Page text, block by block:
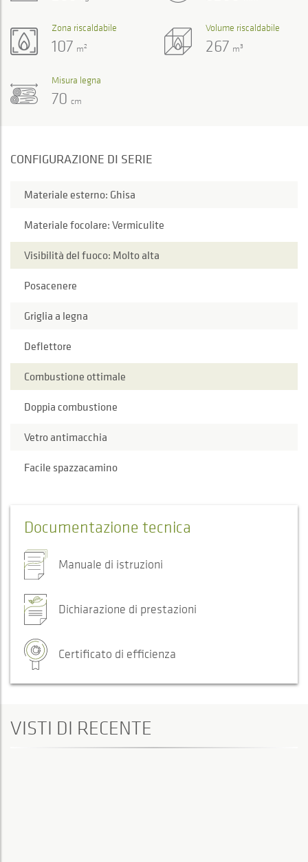
Volume riscaldabile
267 m3
Zona riscaldabile
107 m2
Misura legna
70 cm
CONFIGURAZIONE DI SERIE
Materiale esterno: Ghisa
Materiale focolare: Vermiculite
Visibilità del fuoco: Molto alta
Posacenere
Griglia a legna
Deflettore
Combustione ottimale
Doppia combustione
Vetro antimacchia
Facile spazzacamino
Documentazione tecnica
Manuale di istruzioni
Dichiarazione di prestazioni
Certificato di efficienza
VISTI DI RECENTE